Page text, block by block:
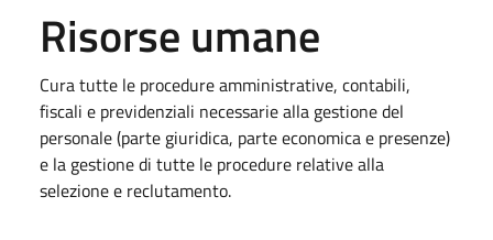
Risorse umane
Cura tutte le procedure amministrative, contabili,
fiscali e previdenziali necessarie alla gestione del
personale (parte giuridica, parte economica e presenze)
e la gestione di tutte le procedure relative alla
selezione e reclutamento.